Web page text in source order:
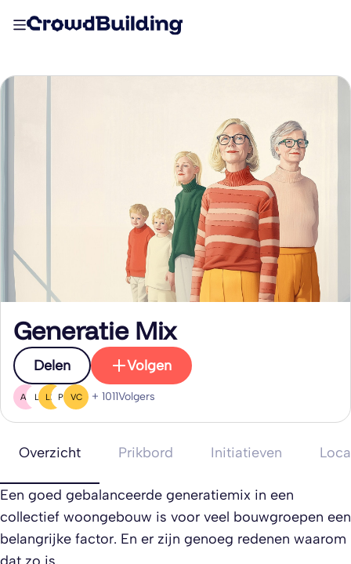
Generatie Mix
Delen Volgen
AR L( LD PD VC + 1011Volgers
Overzicht Prikbord Initiatieven
Een goed gebalanceerde generatiemix in een
collectief woongebouw is voor veel bouwgroepen een
belangrijke factor. En er zijn genoeg redenen waarom